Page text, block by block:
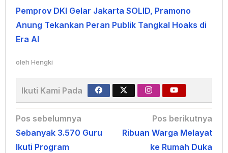
Pemprov DKI Gelar Jakarta SOLID, Pramono
Anung Tekankan Peran Publik Tangkal Hoaks di
Era AI
oleh Hengki
Ikuti Kami Pada
Navigasi
pos
Pos sebelumnya
Sebanyak 3.570 Guru
Ikuti Program
Pos berikutnya
Ribuan Warga Melayat
ke Rumah Duka